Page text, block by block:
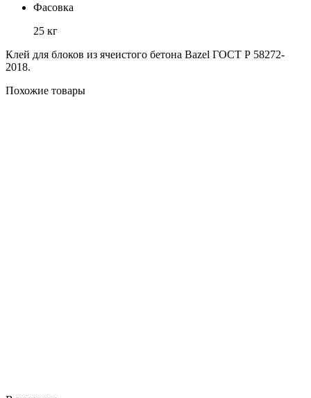
Фасовка
25 кг
Клей для блоков из ячеистого бетона Bazel ГОСТ Р 58272-
2018.
Похожие товары